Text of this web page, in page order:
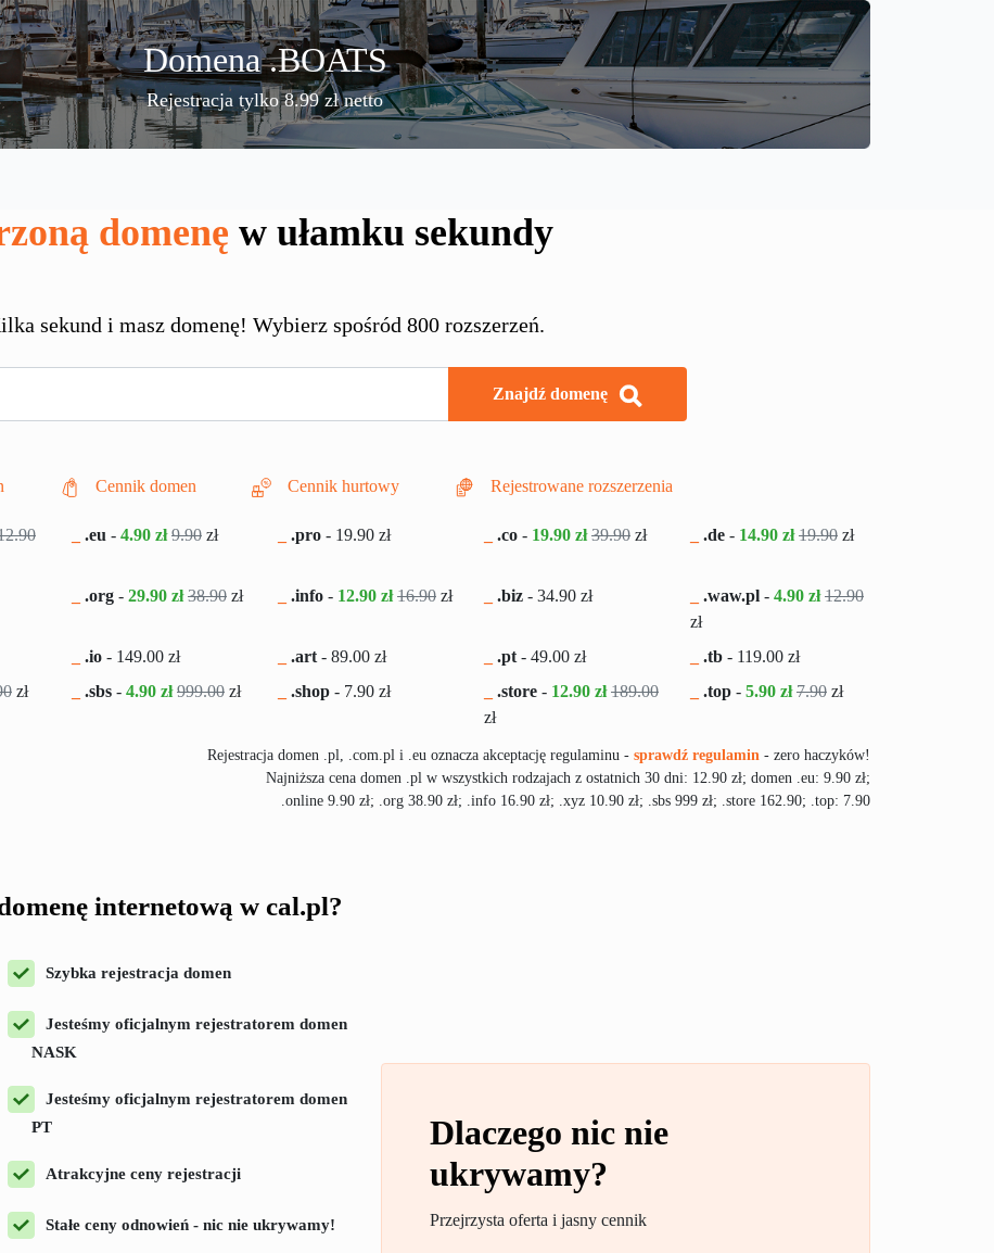
Domena .BOATS
Rejestracja tylko 8.99 zł netto
domenę w ułamku sekundy
sekund i masz domenę! Wybierz spośród 800 rozszerzeń.
Znajdź domenę
Cennik domen Cennik hurtowy Rejestrowane rozszerzenia
.eu - 4.90 zł 9.90 zł .pro - 19.90 zł .co - 19.90 zł 39.90 zł .de - 14.90 zł 19.90 zł
.org - 29.90 zł 38.90 zł .info - 12.90 zł 16.90 zł .biz - 34.90 zł .waw.pl - 4.90 zł 12.90
zł
.io - 149.00 zł .art- 89.00 zł .pt- 49.00 zł .tb - 119.00 zł
zł .sbs - 4.90 zł 999.00 zł .shop - 7.90 zł .store - 12.90 zł 189.00
zł
.top - 5.90 zł 7.90 zł
Rejestracja domen .pl, .com.pl i .eu oznacza akceptację regulaminu - sprawdź regulamin - zero haczyków!
Najniższa cena domen .pl w wszystkich rodzajach z ostatnich 30 dni: 12.90 zł; domen .eu: 9.90 zł;
.online 9.90 zł; .org 38.90 zł; .info 16.90 zł; .xyz 10.90 zł; .sbs 999 zł; .store 162.90; .top: 7.90
internetową w cal.pl?
Szybka rejestracja domen
Jesteśmy oficjalnym rejestratorem domen
NASK
Jesteśmy oficjalnym rejestratorem domen
PT
Atrakcyjne ceny rejestracji
Stałe ceny odnowień - nic nie ukrywamy!
Dlaczego nic nie
ukrywamy?
Przejrzysta oferta i jasny cennik